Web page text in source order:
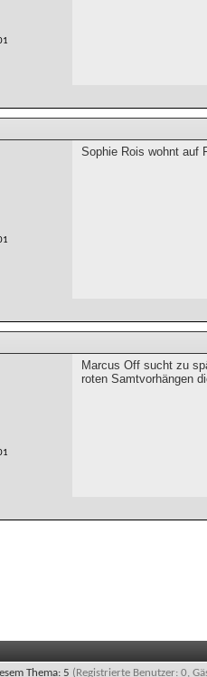
Sophie Rois wohnt auf
Marcus Off sucht zu
roten Samtvorhängen
Thema: 5 (Registrierte Benutzer: 0,